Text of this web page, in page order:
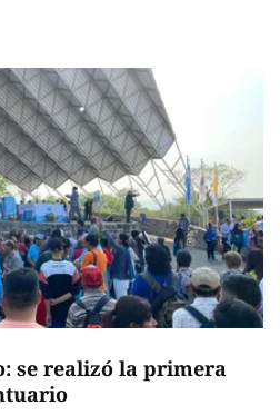
se realizó la primera